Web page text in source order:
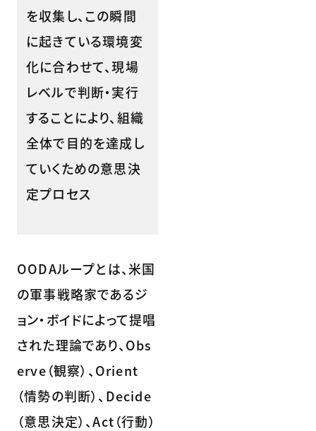
を収集し、この瞬間
に起きている環境変
化に合わせて、現場
レベルで判断・実行
することにより、組織
全体で目的を達成し
ていくための意思決
定プロセス
OODAループとは、米国
の軍事戦略家であるジ
ョン・ボイドによって提唱
された理論であり、Obs
erve（観察）、Orient
（情勢の判断）、Decide
（意思決定）、Act（行動）